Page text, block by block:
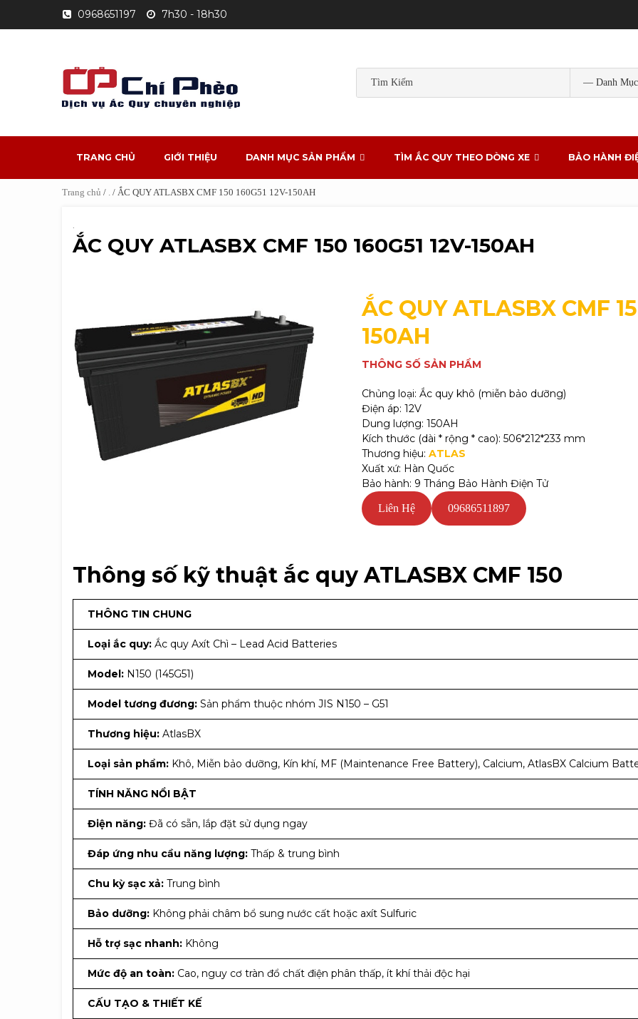
0968651197 7h30 - 18h30
TRANG CHỦ GIỚI THIỆU DANH MỤC SẢN PHẨM TÌM ẮC QUY THEO DÒNG XE BẢO HÀNH
Trang chủ / / ẮC QUY ATLASBX CMF 150 160G51 12V-150AH
ẮC QUY ATLASBX CMF 150 160G51 12V-150AH
ẮC QUY ATLASBXCMF
150AH
THÔNG SỐ SẢN PHẨM
Chủng loại: Ắc quy khô (miễn bảo dưỡng)
Điện áp: 12V
Dung lượng: 150AH
Kích thước (dài * rộng * cao): 506*212*233 mm
Thương hiệu: ATLAS
Xuất xứ: Hàn Quốc
Bảo hành: 9 Tháng Bảo Hành Điện Tử
Liên Hệ 09686511897
Thông số kỹ thuật ắc quy ATLASBX CMF 150
THÔNG TIN CHUNG
Loại ắc quy: Ắc quy Axít Chì – Lead Acid Batteries
Model: N150 (145G51)
Model tương đương: Sản phẩm thuộc nhóm JIS N150 – G51
Thương hiệu: AtlasBX
Loại sản phẩm: Khô, Miễn bảo dưỡng, Kín khí, MF (Maintenance Free Battery), Calcium, AtlasBX Calcium
TÍNH NĂNG NỔI BẬT
Điện năng: Đã có sẵn, lắp đặt sử dụng ngay
Đáp ứng nhu cầu năng lượng: Thấp & trung bình
Chu kỳ sạc xả: Trung bình
Bảo dưỡng: Không phải châm bổ sung nước cất hoặc axít Sulfuric
Hỗ trợ sạc nhanh: Không
Mức độ an toàn: Cao, nguy cơ tràn đổ chất điện phân thấp, ít khí thải độc hại
CẤU TẠO & THIẾT KẾ